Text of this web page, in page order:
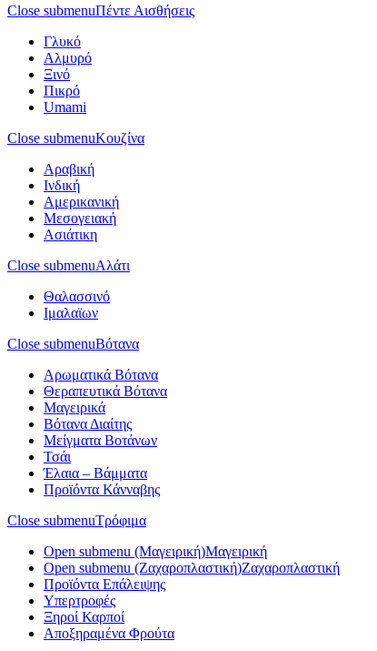
Close submenuΠέντε Αισθήσεις
Γλυκό
Αλμυρό
Ξινό
Πικρό
Umami
Close submenuΚουζίνα
Αραβική
Ινδική
Αμερικανική
Μεσογειακή
Ασιάτικη
Close submenuΑλάτι
Θαλασσινό
Ιμαλαϊων
Close submenuΒότανα
Αρωματικά Βότανα
Θεραπευτικά Βότανα
Μαγειρικά
Βότανα Διαίτης
Μείγματα Βοτάνων
Τσάι
Έλαια – Βάμματα
Προϊόντα Κάνναβης
Close submenuΤρόφιμα
Open submenu (Μαγειρική)Μαγειρική
Open submenu (Ζαχαροπλαστική)Ζαχαροπλαστική
Προϊόντα Επάλειψης
Υπερτροφές
Ξηροί Καρποί
Αποξηραμένα Φρούτα